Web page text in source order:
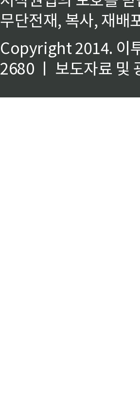
무단전재, 복사, 재배
Copyright 2014. 이
2680 ㅣ 보도자료